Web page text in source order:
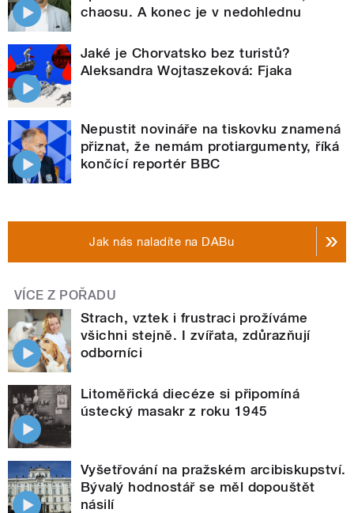
chaosu. A konec je v nedohlednu
Jaké je Chorvatsko bez turistů?
Aleksandra Wojtaszeková: Fjaka
Nepustit novináře na tiskovku znamená
přiznat, že nemám protiargumenty, říká
končící reportér BBC
Jak nás naladíte na DABu
VÍCE Z POŘADU
Strach, vztek i frustraci prožíváme
všichni stejně. I zvířata, zdůrazňují
odborníci
Litoměřická diecéze si připomíná
ústecký masakr z roku 1945
Vyšetřování na pražském arcibiskupství.
Bývalý hodnostář se měl dopouštět
násilí